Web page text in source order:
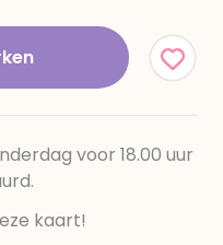
voor 18.00 uur
kaart!